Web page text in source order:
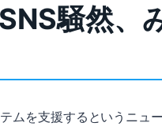
騒然、
を支援するというニュー